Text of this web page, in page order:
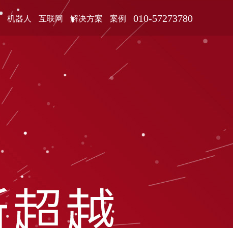
机器人 互联网 解决方案 案例 010-57273780